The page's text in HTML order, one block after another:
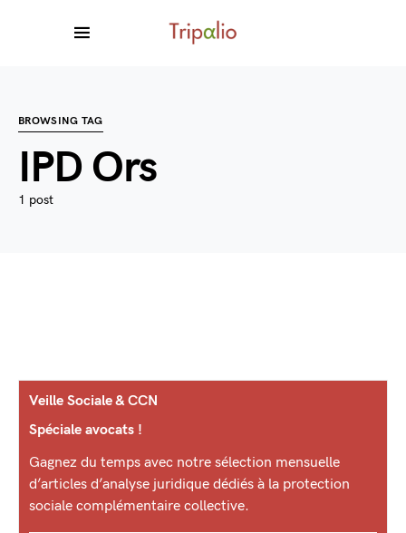
BROWSING TAG
IPD Ors
1 post
Veille Sociale & CCN
Spéciale avocats !
Gagnez du temps avec notre sélection mensuelle
d’articles d’analyse juridique dédiés à la protection
sociale complémentaire collective.